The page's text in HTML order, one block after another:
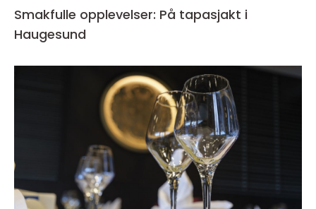
Smakfulle opplevelser: På tapasjakt i
Haugesund